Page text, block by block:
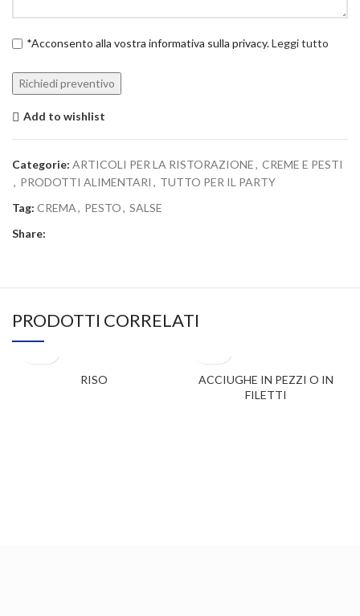
*Acconsento alla vostra informativa sulla privacy.Leggi tutto
Add to wishlist
Categorie: ARTICOLI PER LA RISTORAZIONE, CREME E PESTI
, PRODOTTI ALIMENTARI , TUTTO PER IL PARTY
Tag: CREMA, PESTO, SALSE
Share:
PRODOTTI CORRELATI
RISO
ACCIUGHE IN PEZZI O IN
FILETTI